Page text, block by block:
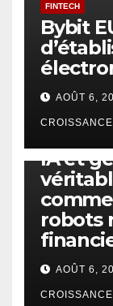
FINTECH
Bybit
AOÛT 6,
IA et
robots
AOÛT 6,